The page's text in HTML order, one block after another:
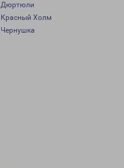
Дюртюли
Красный Холм
Чернушка